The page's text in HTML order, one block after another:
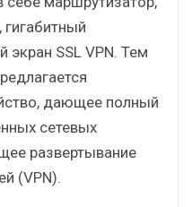
гигабитный
экран SSL VPN. Тем
дающее полный
сетевых
развертывание
(VPN).